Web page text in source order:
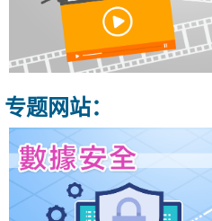
专题网站：